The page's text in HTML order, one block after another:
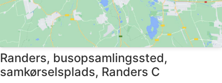
Randers, busopsamlingssted,
samkørselsplads, Randers C